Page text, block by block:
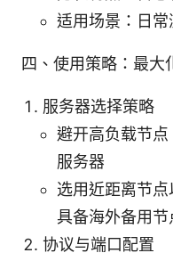
适用场景：日
四、使用策略：最大
服务器选择策略
避开高负载节
服务器
选用近距离节
具备海外备用节
协议与端口配置